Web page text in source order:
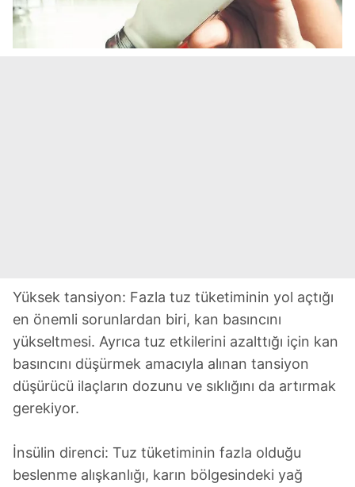
Yüksek tansiyon: Fazla tuz tüketiminin yol açtığı
en önemli sorunlardan biri, kan basıncını
yükseltmesi. Ayrıca tuz etkilerini azalttığı için kan
basıncını düşürmek amacıyla alınan tansiyon
düşürücü ilaçların dozunu ve sıklığını da artırmak
gerekiyor.
İnsülin direnci: Tuz tüketiminin fazla olduğu
beslenme alışkanlığı, karın bölgesindeki yağ